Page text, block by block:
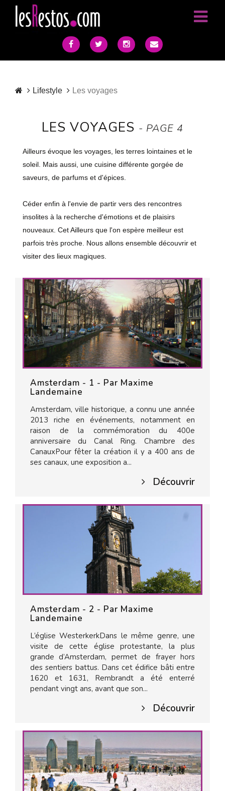
Lifestyle Les voyages
LES VOYAGES - PAGE 4
Ailleurs évoque les voyages, les terres lointaines et le
soleil. Mais aussi, une cuisine différente gorgée de
saveurs, de parfums et d'épices.
Céder enfin à l'envie de partir vers des rencontres
insolites à la recherche d'émotions et de plaisirs
nouveaux. Cet Ailleurs que l'on espère meilleur est
parfois très proche. Nous allons ensemble découvrir et
visiter des lieux magiques.
Amsterdam - 1 - Par Maxime
Landemaine
Amsterdam, ville historique, a connu une année
2013 riche en événements, notamment en
raison de la commémoration du 400e
anniversaire du Canal Ring. Chambre des
CanauxPour fêter la création il y a 400 ans de
ses canaux, une exposition a...
Découvrir
Amsterdam - 2 - Par Maxime
Landemaine
L’église WesterkerkDans le même genre, une
visite de cette église protestante, la plus
grande d’Amsterdam, permet de frayer hors
des sentiers battus. Dans cet édifice bâti entre
1620 et 1631, Rembrandt a été enterré
pendant vingt ans, avant que son...
Découvrir